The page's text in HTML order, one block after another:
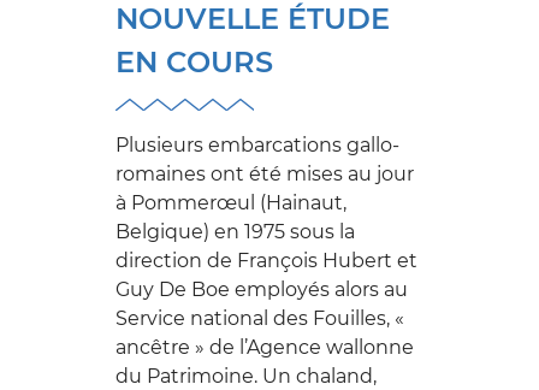
NOUVELLE ÉTUDE
EN COURS
Plusieurs embarcations gallo-
romaines ont été mises au jour
à Pommerœul (Hainaut,
Belgique) en 1975 sous la
direction de François Hubert et
Guy De Boe employés alors au
Service national des Fouilles, «
ancêtre » de l’Agence wallonne
du Patrimoine. Un chaland,